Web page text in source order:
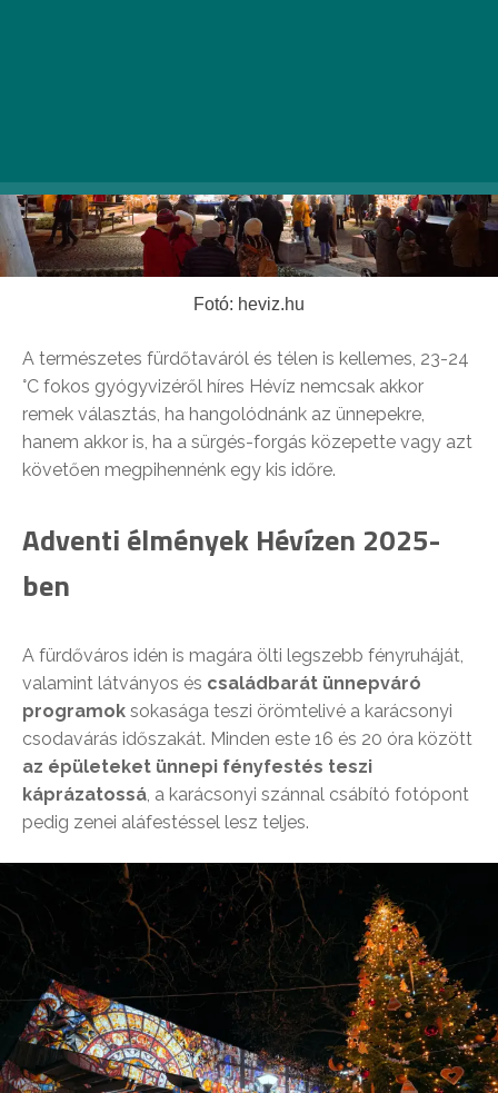
Fotó: heviz.hu
A természetes fürdőtaváról és télen is kellemes, 23-24
°C fokos gyógyvizéről híres Hévíz nemcsak akkor
remek választás, ha hangolódnánk az ünnepekre,
hanem akkor is, ha a sürgés-forgás közepette vagy azt
követően megpihennénk egy kis időre.
Adventi élmények Hévízen 2025-
ben
A fürdőváros idén is magára ölti legszebb fényruháját,
valamint látványos és családbarát ünnepváró
programok sokasága teszi örömtelivé a karácsonyi
csodavárás időszakát. Minden este 16 és 20 óra között
az épületeket ünnepi fényfestés teszi
káprázatossá, a karácsonyi szánnal csábító fotópont
pedig zenei aláfestéssel lesz teljes.